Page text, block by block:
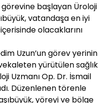
görevine başlayan Üroloji
vatandaşa en iyi
olacaklarını
Uzun’un görev yerinin
yürütülen sağlık
Uzmanı Op. Dr. İsmail
Düzenlenen törenle
yöreyi ve bölge